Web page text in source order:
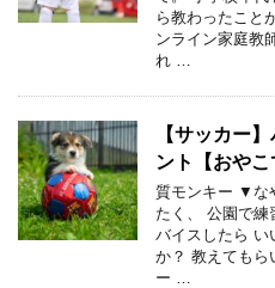
ら教わったこと
ンライン家庭教
れ …
【サッカー
ント【おやこ
質モンキー ▼な
たく、 公園で練
バイスしたら い
か？ 教えてもら
ー …